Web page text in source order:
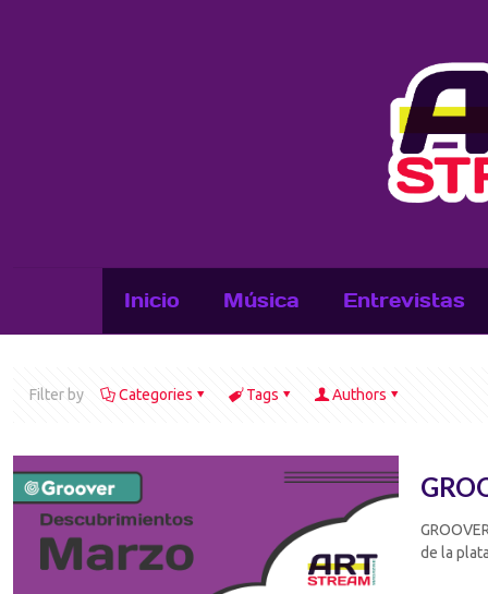
Inicio Música Entrevistas
Filter by Categories Tags Authors
de la